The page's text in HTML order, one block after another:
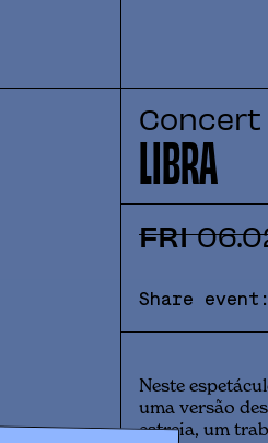
Concert
LIBRA
FRI 06.
Share event:
Neste
uma versão
estreia, um